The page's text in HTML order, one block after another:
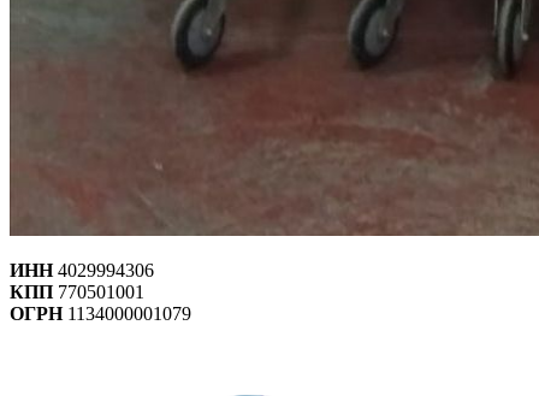
ИНН4029994306
КПП 770501001
ОГРН1134000001079